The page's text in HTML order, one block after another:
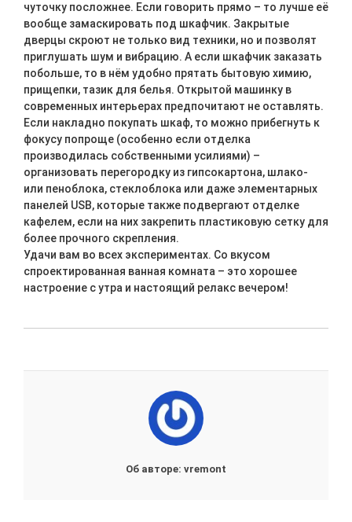
чуточку посложнее. Если говорить прямо – то лучше её
вообще замаскировать под шкафчик. Закрытые
дверцы скроют не только вид техники, но и позволят
приглушать шум и вибрацию. А если шкафчик заказать
побольше, то в нём удобно прятать бытовую химию,
прищепки, тазик для белья. Открытой машинку в
современных интерьерах предпочитают не оставлять.
Если накладно покупать шкаф, то можно прибегнуть к
фокусу попроще (особенно если отделка
производилась собственными усилиями) –
организовать перегородку из гипсокартона, шлако-
или пеноблока, стеклоблока или даже элементарных
панелей USB, которые также подвергают отделке
кафелем, если на них закрепить пластиковую сетку для
более прочного скрепления.
Удачи вам во всех экспериментах. Со вкусом
спроектированная ванная комната – это хорошее
настроение с утра и настоящий релакс вечером!
Об авторе: vremont